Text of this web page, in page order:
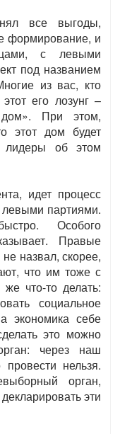
все выгоды,
формирование, и
с левыми
под названием
из вас, кто
его лозунг –
При этом,
этот дом будет
лидеры об этом
идет процесс
левыми партиями.
Особого
Правые
назвал, скорее,
что им тоже с
что-то делать:
социальное
экономика себе
это можно
через наш
нельзя.
орган,
эти